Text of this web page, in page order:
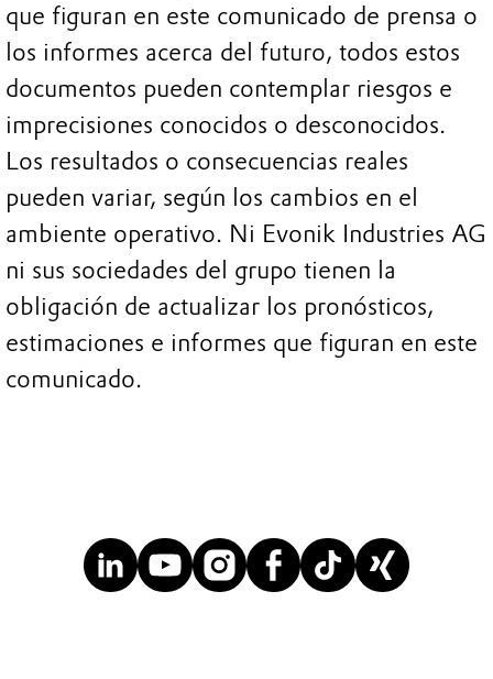
que figuran en este comunicado de prensa o
los informes acerca del futuro, todos estos
documentos pueden contemplar riesgos e
imprecisiones conocidos o desconocidos.
Los resultados o consecuencias reales
pueden variar, según los cambios en el
ambiente operativo. Ni Evonik Industries AG
ni sus sociedades del grupo tienen la
obligación de actualizar los pronósticos,
estimaciones e informes que figuran en este
comunicado.